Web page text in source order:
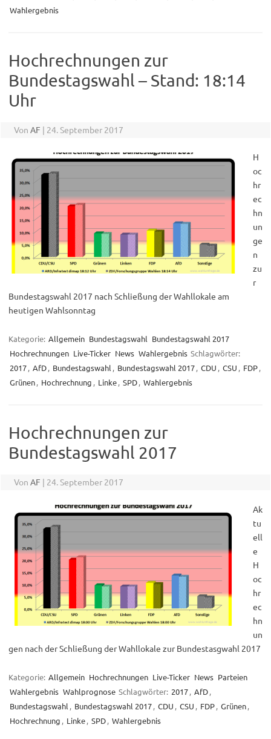
Wahlergebnis
Hochrechnungen zur
Bundestagswahl – Stand: 18:14
Uhr
Von AF | 24. September 2017
H
oc
hr
ec
hn
un
ge
n
zu
r
Bundestagswahl 2017 nach Schließung der Wahllokale am
heutigen Wahlsonntag
Kategorie: Allgemein Bundestagswahl Bundestagswahl 2017
Hochrechnungen Live-Ticker News Wahlergebnis Schlagwörter:
2017, AfD, Bundestagswahl , Bundestagswahl 2017, CDU , CSU , FDP,
Grünen, Hochrechnung , Linke, SPD, Wahlergebnis
Hochrechnungen zur
Bundestagswahl 2017
Von AF | 24. September 2017
Ak
tu
ell
e
H
oc
hr
ec
hn
un
gen nach der Schließung der Wahllokale zur Bundestasgwahl 2017
Kategorie: Allgemein Hochrechnungen Live-Ticker News Parteien
Wahlergebnis Wahlprognose Schlagwörter: 2017, AfD,
Bundestagswahl , Bundestagswahl 2017, CDU , CSU , FDP, Grünen,
Hochrechnung , Linke, SPD, Wahlergebnis